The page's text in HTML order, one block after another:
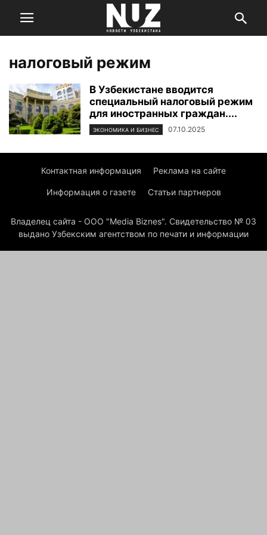
налоговый режим
В Узбекистане вводится
специальный налоговый режим
для иностранных граждан....
ЭКОНОМИКА И БИЗНЕС 07.10.2025
Контактная информация Реклама на сайте
Информация о газете Статьи партнеров
Владелец сайта - ООО "Media Biznes". Свидетельство № 03
выдано Узбекским агентством по печати и информации